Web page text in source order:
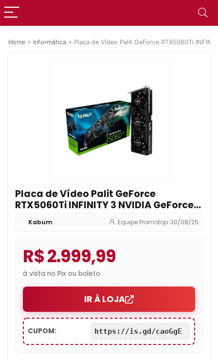
Home > Informática > Placa de Vídeo Palit GeForce RTX5060Ti
Placa de Vídeo Palit GeForce
RTX5060Ti INFINITY 3 NVIDIA GeForce,
16GB GDDR7, 128bit, FP4 e DLSS 4, Ray
Tracing – NE7506T019T1-GB2061S
Kabum Equipe Promotop•30/08/25
R$ 2.999,99
à vista no Pix ou boleto
IR À LOJA
CUPOM: https://is.gd/caoGgE